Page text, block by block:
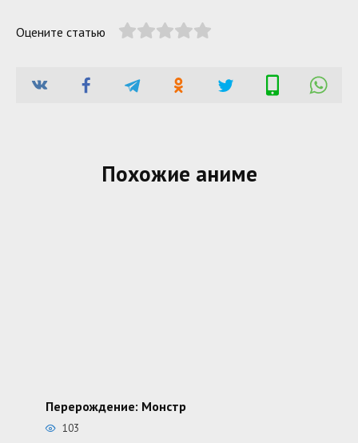
Оцените статью
Похожие аниме
Перерождение: Монстр
103